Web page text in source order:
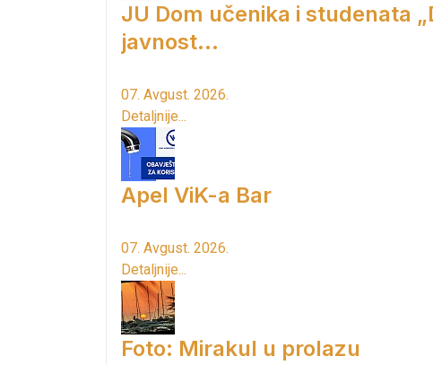
JU Dom učenika i studenata
javnost...
07. Avgust. 2026.
Detaljnije...
Apel ViK-a Bar
07. Avgust. 2026.
Detaljnije...
Foto: Mirakul u prolazu